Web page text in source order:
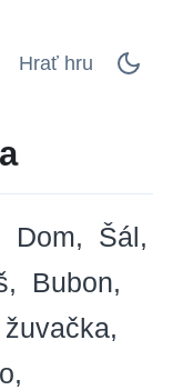
Hrať hru
Dom
Šál
Bubon
žuvačka